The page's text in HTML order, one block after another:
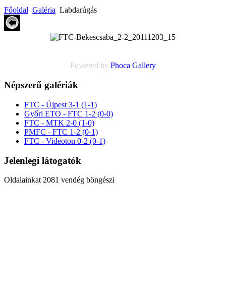
Főoldal Galéria Labdarúgás
Powered by Phoca Gallery
Népszerű galériák
FTC - Újpest 3-1 (1-1)
Győri ETO - FTC 1-2 (0-0)
FTC - MTK 2-0 (1-0)
PMFC - FTC 1-2 (0-1)
FTC - Videoton 0-2 (0-1)
Jelenlegi látogatók
Oldalainkat 2081 vendég böngészi